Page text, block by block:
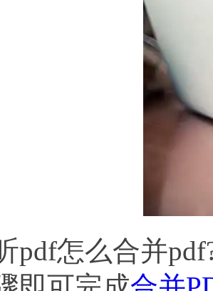
怎么合并pdf?